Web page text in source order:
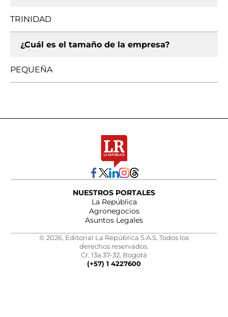
TRINIDAD
¿Cuál es el tamaño de la empresa?
PEQUEÑA
NUESTROS PORTALES
La República
Agronegocios
Asuntos Legales
© 2026, Editorial La República S.A.S. Todos los
derechos reservados.
Cr. 13a 37-32, Bogotá
(+57) 1 4227600